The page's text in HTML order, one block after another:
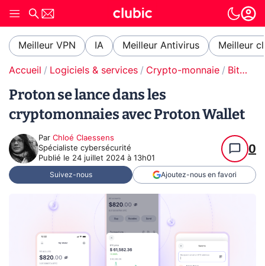
Meilleur VPN IA Meilleur Antivirus Meilleur
Accueil Logiciels & services Crypto-monnaie Bitcoin
Proton se lance dans les
cryptomonnaies avec Proton Wallet
Par Chloé Claessens
Spécialiste cybersécurité
Publié le 24 juillet 2024 à 13h01
0
Suivez-nous Ajoutez-nous en favori